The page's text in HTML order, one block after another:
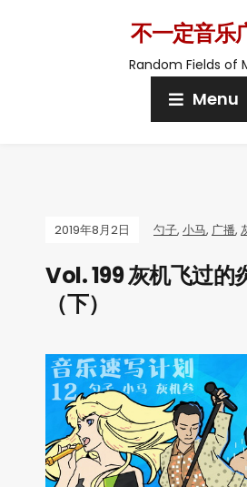
不一定音乐
Random Fields of
Menu
2019年8月2日 勺子, 小马, 广播,
Vol. 199 灰机飞过的
（下）